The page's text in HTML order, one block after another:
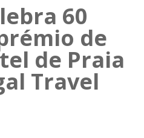
60
de
de Praia
Travel